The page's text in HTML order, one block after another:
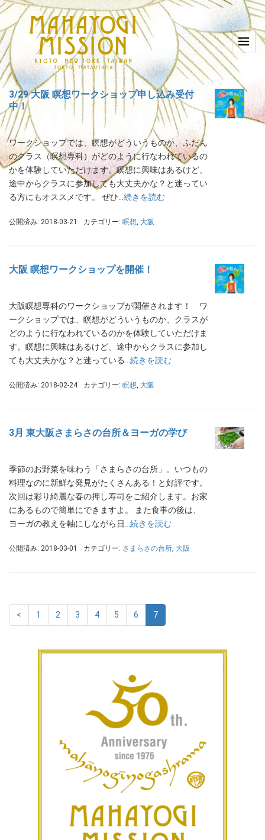
3/29 大阪 瞑想ワークショップ申し込み受付
中！
ワークショップでは、瞑想がどういうものか、ふだん
のクラス（瞑想専科）がどのように行なわれているの
かを体験していただけます。瞑想に興味はあるけど、
途中からクラスに参加しても大丈夫かな？と迷ってい
る方にもオススメです。 ぜひ… 続きを読む
公開済み: 2018-03-21 カテゴリー: 瞑想, 大阪
大阪 瞑想ワークショップを開催！
大阪瞑想専科のワークショップが開催されます！ ワ
ークショップでは、瞑想がどういうものか、クラスが
どのように行なわれているのかを体験していただけま
す。瞑想に興味はあるけど、途中からクラスに参加し
ても大丈夫かな？と迷っている… 続きを読む
公開済み: 2018-02-24 カテゴリー: 瞑想, 大阪
3月 東大阪さまらさの台所＆ヨーガの学び
季節のお野菜を味わう「さまらさの台所」。いつもの
料理なのに新鮮な発見がたくさんある！と好評です。
次回は彩り綺麗な春の押し寿司をご紹介します。お家
にあるもので簡単にできますよ。 また食事の後は、
ヨーガの教えを軸にしながら日… 続きを読む
公開済み: 2018-03-01 カテゴリー: さまらさの台所, 大阪
< 1 2 3 4 5 6 7